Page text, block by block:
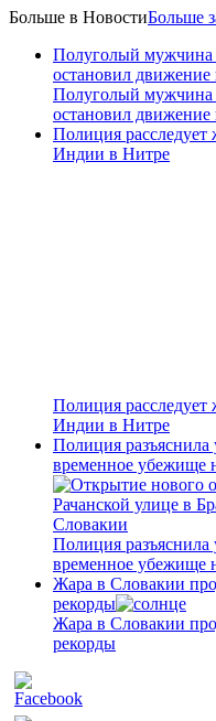
Больше в НовостиБольше
Полуголый мужчина
остановил движение
Полуголый мужчина
остановил движение
Полиция расследует
Индии в Нитре
Полиция расследует
Индии в Нитре
Полиция разъяснила
временное
Полиция разъяснила
временное
Жара в Словакии
рекорды
Жара в Словакии
рекорды